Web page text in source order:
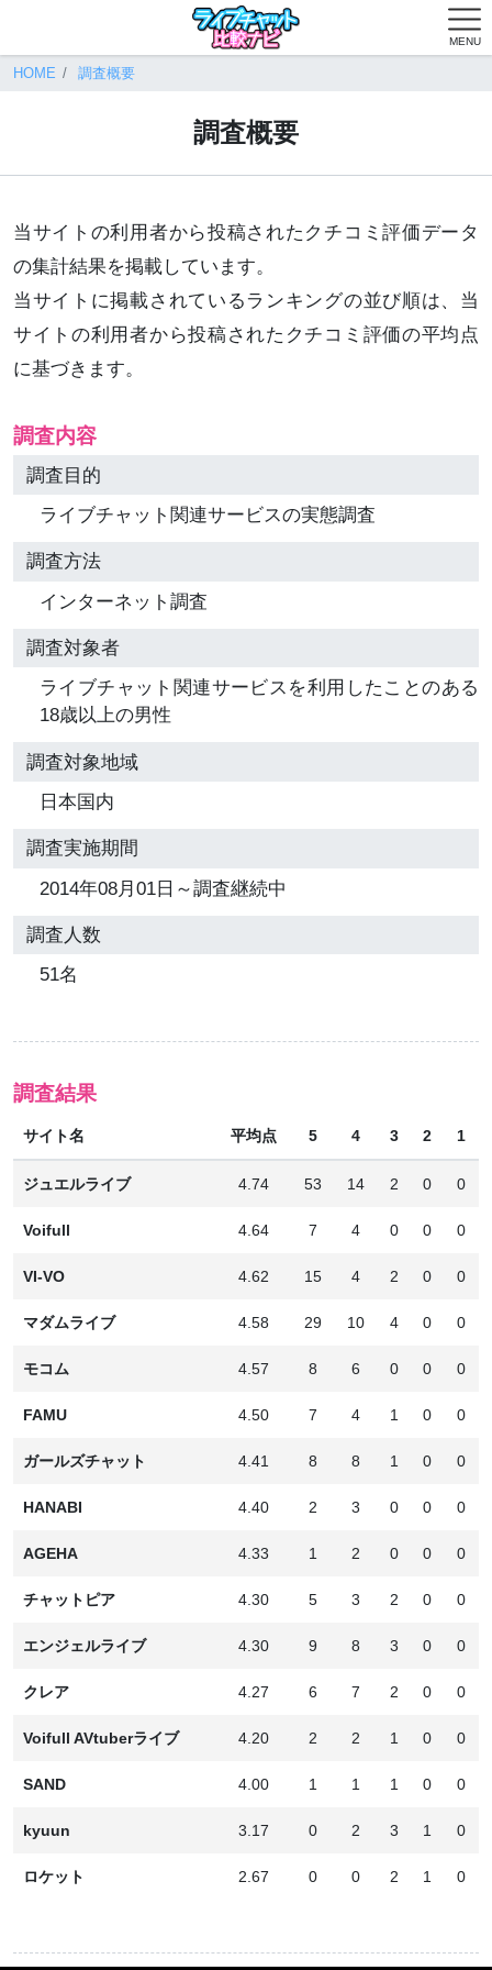
MENU
HOME 調査概要
調査概要
当サイトの利用者から投稿されたクチコミ評価データ
の集計結果を掲載しています。
当サイトに掲載されているランキングの並び順は、当
サイトの利用者から投稿されたクチコミ評価の平均点
に基づきます。
調査内容
調査目的
ライブチャット関連サービスの実態調査
調査方法
インターネット調査
調査対象者
ライブチャット関連サービスを利用したことのある
18歳以上の男性
調査対象地域
日本国内
調査実施期間
2014年08月01日～調査継続中
調査人数
51名
調査結果
サイト名 平均点 5 4 3 2 1
ジュエルライブ 4.74 53 14 2 0 0
Voifull 4.64 7 4 0 0 0
VI-VO 4.62 15 4 2 0 0
マダムライブ 4.58 29 10 4 0 0
モコム 4.57 8 6 0 0 0
FAMU 4.50 7 4 1 0 0
ガールズチャット 4.41 8 8 1 0 0
HANABI 4.40 2 3 0 0 0
AGEHA 4.33 1 2 0 0 0
チャットピア 4.30 5 3 2 0 0
エンジェルライブ 4.30 9 8 3 0 0
クレア 4.27 6 7 2 0 0
Voifull AVtuberライブ 4.20 2 2 1 0 0
SAND 4.00 1 1 1 0 0
kyuun 3.17 0 2 3 1 0
ロケット 2.67 0 0 2 1 0